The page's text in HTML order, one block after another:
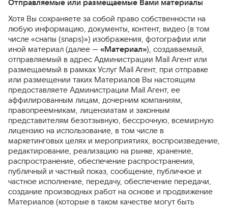
Отправляемые или размещаемые Вами материалы
Хотя Вы сохраняете за собой право собственности на
любую информацию, документы, контент, видео (в том
числе «снапы (snaps)») изображения, фотографии или
иной материал (далее — «Материал»), создаваемый,
отправляемый в адрес Администрации Mail Агент или
размещаемый в рамках Услуг Mail Агент, при отправке
или размещении таких Материалов Вы настоящим
предоставляете Администрации Mail Агент, ее
аффилированным лицам, дочерним компаниям,
правопреемникам, лицензиатам и законным
представителям безотзывную, бессрочную, всемирную
лицензию на использование, в том числе в
маркетинговых целях и мероприятиях, воспроизведение,
редактирование, реализацию на рынке, хранение,
распространение, обеспечение распространения,
публичный и частный показ, сообщение, публичное и
частное исполнение, передачу, обеспечение передачи,
создание производных работ на основе и продвижение
Материалов (которые в таком качестве могут быть